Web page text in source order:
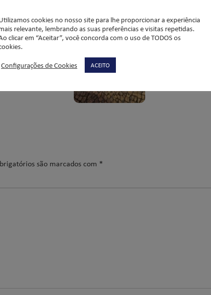
são marcados com *
cookies no nosso site para lhe proporcionar a experiência
relevante, lembrando as suas preferências e visitas repetidas.
clicar em “Aceitar”, você concorda com o uso de TODOS os
Configurações de Cookies
ACEITO